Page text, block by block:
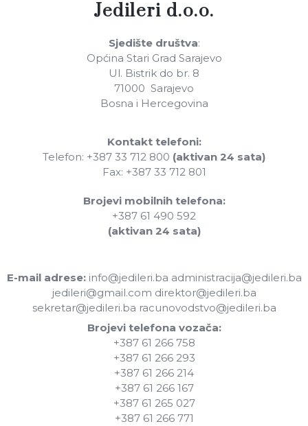
Jedileri d.o.o.
Sjedište društva:
Općina Stari Grad Sarajevo
Ul. Bistrik do br. 8
71000 Sarajevo
Bosna i Hercegovina
Kontakt telefoni:
Telefon: +387 33 712 800 (aktivan 24 sata)
Fax: +387 33 712 801
Brojevi mobilnih telefona:
+387 61 490 592
(aktivan 24 sata)
E-mail adrese:info@jedileri.ba administracija@jedileri.ba
jedileri@gmail.com direktor@jedileri.ba
sekretar@jedileri.ba racunovodstvo@jedileri.ba
Brojevi telefona vozača:
+387 61 266 758
+387 61 266 293
+387 61 266 214
+387 61 266 167
+387 61 265 027
+387 61 266 771